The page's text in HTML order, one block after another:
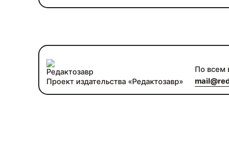
Проект издательства «Редактозавр»
По всем